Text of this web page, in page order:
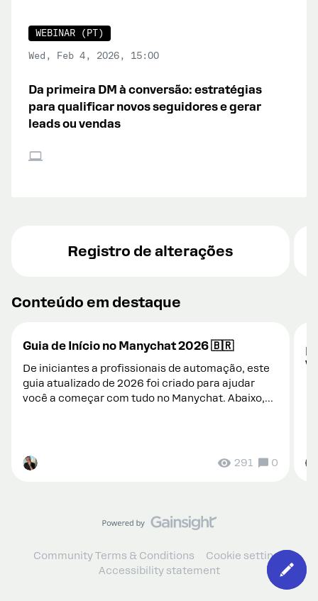
WEBINAR (PT)
Wed, Feb 4, 2026, 15:00
Da primeira DM à conversão: estratégias
para qualificar novos seguidores e gerar
leads ou vendas
Registro de alterações
Conteúdo em destaque
Guia de Início no Manychat 2026 🇧🇷
De iniciantes a profissionais de automação, este
guia atualizado de 2026 foi criado para ajudar
você a começar com tudo no Manychat. Abaixo,
291 0
Community Terms & Conditions
Cookie settings
Accessibility statement